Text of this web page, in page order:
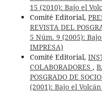
15 (2010): Bajo el
Comité Editorial,
REVISTA DEL
5 Núm. 9 (2005):
IMPRESA)
Comité Editorial,
COLABORADORES ,
POSGRADO DE
(2001): Bajo el